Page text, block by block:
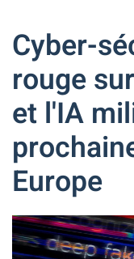
Cyber-
rouge
et l'IA
Europe